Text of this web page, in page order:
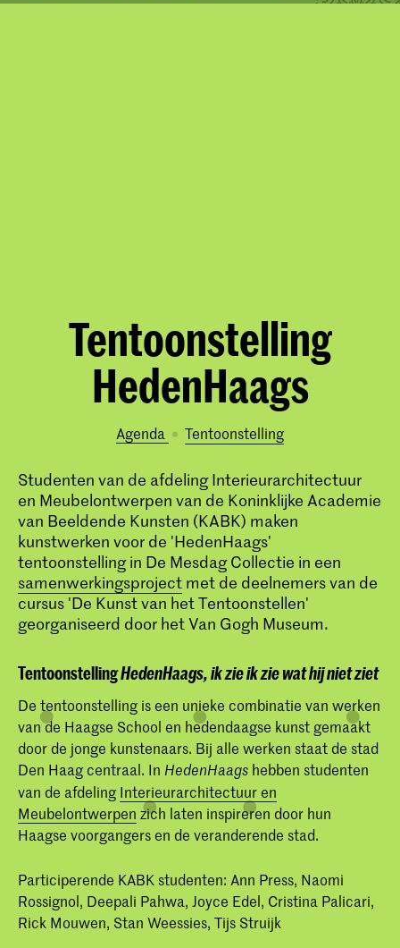
Tentoonstelling
HedenHaags
Agenda tentoonstelling
Studenten van de afdeling Interieurarchitectuur
en Meubelontwerpen van de Koninklijke Academie
van Beeldende Kunsten (KABK) maken
kunstwerken voor de 'HedenHaags'
tentoonstelling in De Mesdag Collectie in een
samenwerkingsproject met de deelnemers van de
cursus 'De Kunst van het Tentoonstellen'
georganiseerd door het Van Gogh Museum.
TentoonstellingHedenHaags, ik zie ik zie wat hij niet ziet
De tentoonstelling is een unieke combinatie van werken
van de Haagse School en hedendaagse kunst gemaakt
door de jonge kunstenaars. Bij alle werken staat de stad
Den Haag centraal. In HedenHaags hebben studenten
van de afdelingInterieurarchitectuur en
Meubelontwerpen zich laten inspireren door hun
Haagse voorgangers en de veranderende stad.
Participerende KABK studenten: Ann Press, Naomi
Rossignol, Deepali Pahwa, Joyce Edel, Cristina Palicari,
Rick Mouwen, Stan Weessies, Tijs Struijk